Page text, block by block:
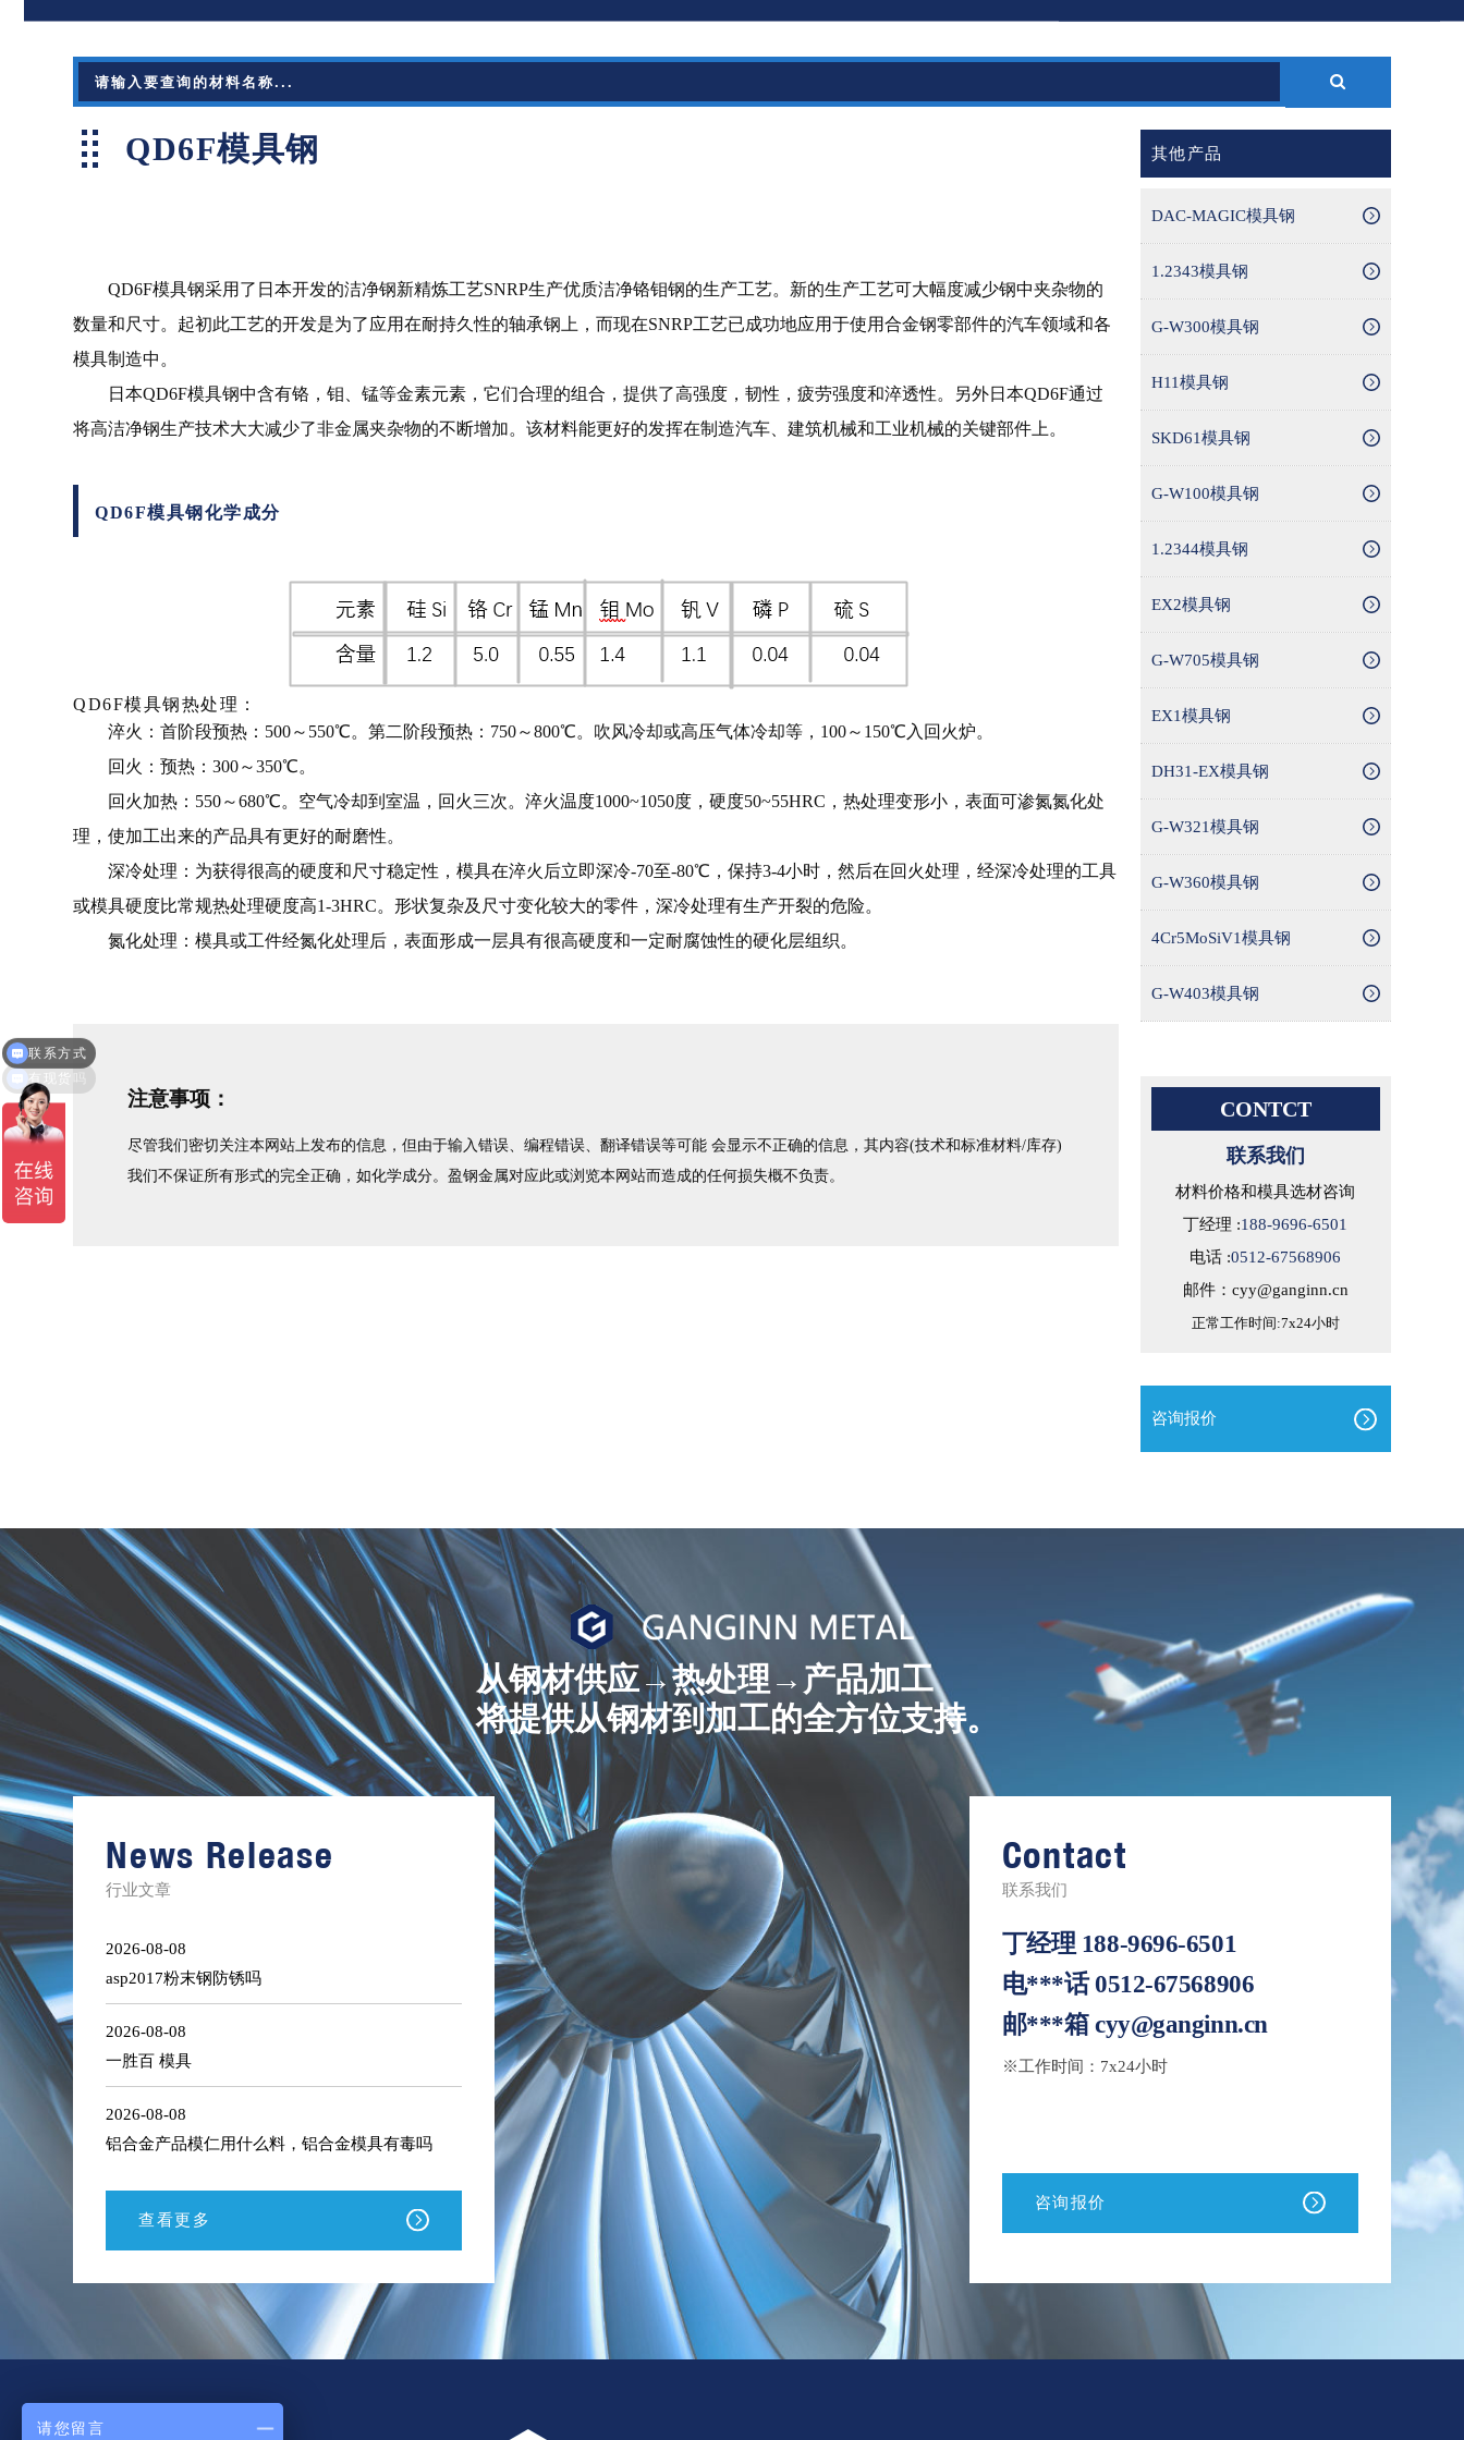
QD6F模具钢
QD6F模具钢采用了日本开发的洁净钢新精炼工艺SNRP生产优质洁净铬钼钢的生产工艺。新的生产工艺可大幅度减少钢中夹杂物的
数量和尺寸。起初此工艺的开发是为了应用在耐持久性的轴承钢上，而现在SNRP工艺已成功地应用于使用合金钢零部件的汽车领域和各
模具制造中。
日本QD6F模具钢中含有铬，钼、锰等金素元素，它们合理的组合，提供了高强度，韧性，疲劳强度和淬透性。另外日本QD6F通过
将高洁净钢生产技术大大减少了非金属夹杂物的不断增加。该材料能更好的发挥在制造汽车、建筑机械和工业机械的关键部件上。
QD6F模具钢化学成分
QD6F模具钢热处理：
淬火：首阶段预热：500～550℃。第二阶段预热：750～800℃。吹风冷却或高压气体冷却等，100～150℃入回火炉。
回火：预热：300～350℃。
回火加热：550～680℃。空气冷却到室温，回火三次。淬火温度1000~1050度，硬度50~55HRC，热处理变形小，表面可渗氮氮化处
理，使加工出来的产品具有更好的耐磨性。
深冷处理：为获得很高的硬度和尺寸稳定性，模具在淬火后立即深冷-70至-80℃，保持3-4小时，然后在回火处理，经深冷处理的工具
或模具硬度比常规热处理硬度高1-3HRC。形状复杂及尺寸变化较大的零件，深冷处理有生产开裂的危险。
氮化处理：模具或工件经氮化处理后，表面形成一层具有很高硬度和一定耐腐蚀性的硬化层组织。
注意事项：
尽管我们密切关注本网站上发布的信息，但由于输入错误、编程错误、翻译错误等可能 会显示不正确的信息，其内容(技术和标准材料/库存)
我们不保证所有形式的完全正确，如化学成分。盈钢金属对应此或浏览本网站而造成的任何损失概不负责。
其他产品
DAC-MAGIC模具钢
1.2343模具钢
G-W300模具钢
H11模具钢
SKD61模具钢
G-W100模具钢
1.2344模具钢
EX2模具钢
G-W705模具钢
EX1模具钢
DH31-EX模具钢
G-W321模具钢
G-W360模具钢
4Cr5MoSiV1模具钢
G-W403模具钢
CONTCT
联系我们
材料价格和模具选材咨询
丁经理 :188-9696-6501
电话 :0512-67568906
邮件：cyy@ganginn.cn
正常工作时间:7x24小时
咨询报价
进
口
镍
从钢材供应→热处理→产品加工
将提供从钢材到加工的全方位支持。
News Release
行业文章
2026-08-08
asp2017粉末钢防锈吗
2026-08-08
一胜百 模具
2026-08-08
铝合金产品模仁用什么料，铝合金模具有毒吗
查看更多
Contact
联系我们
丁经理 188-9696-6501
电***话0512-67568906
邮***箱cyy@ganginn.cn
※工作时间：7x24小时
咨询报价
有现货吗
请您留言